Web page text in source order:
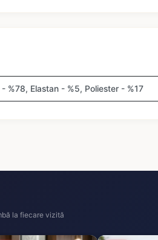
%78, Elastan - %5, Poliester - %17
la fiecare vizită